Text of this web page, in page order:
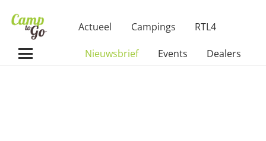
Actueel Campings RTL4
Nieuwsbrief Events Dealers